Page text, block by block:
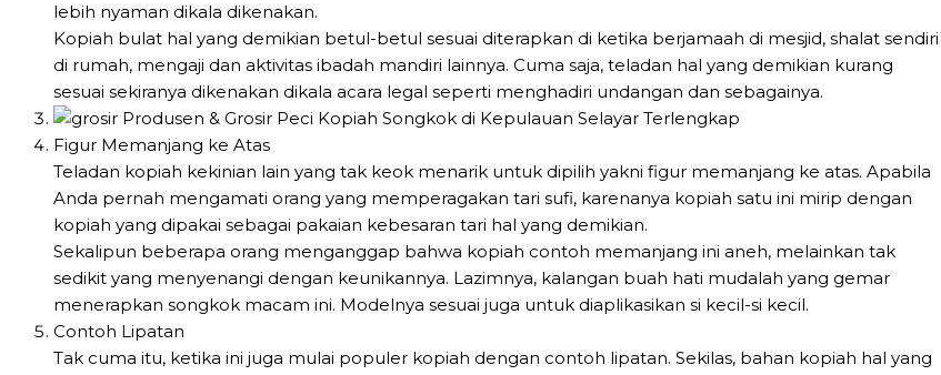
lebih nyaman dikala dikenakan.
Kopiah bulat hal yang demikian betul-betul sesuai diterapkan di ketika berjamaah di mesjid, shalat sendiri
di rumah, mengaji dan aktivitas ibadah mandiri lainnya. Cuma saja, teladan hal yang demikian kurang
sesuai sekiranya dikenakan dikala acara legal seperti menghadiri undangan dan sebagainya.
Figur Memanjang ke Atas
Teladan kopiah kekinian lain yang tak keok menarik untuk dipilih yakni figur memanjang ke atas. Apabila
Anda pernah mengamati orang yang memperagakan tari sufi, karenanya kopiah satu ini mirip dengan
kopiah yang dipakai sebagai pakaian kebesaran tari hal yang demikian.
Sekalipun beberapa orang menganggap bahwa kopiah contoh memanjang ini aneh, melainkan tak
sedikit yang menyenangi dengan keunikannya. Lazimnya, kalangan buah hati mudalah yang gemar
menerapkan songkok macam ini. Modelnya sesuai juga untuk diaplikasikan si kecil-si kecil.
Contoh Lipatan
Tak cuma itu, ketika ini juga mulai populer kopiah dengan contoh lipatan. Sekilas, bahan kopiah hal yang